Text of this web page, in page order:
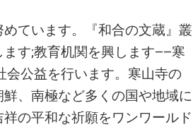
ています。『和合の文蔵』叢
す;教育机関を興します——寒
会公益を行います。寒山寺の
、南極など多くの国や地域に
の平和な祈願をワンワールド